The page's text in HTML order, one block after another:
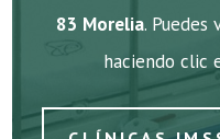
83 Morelia.
haciendo clic